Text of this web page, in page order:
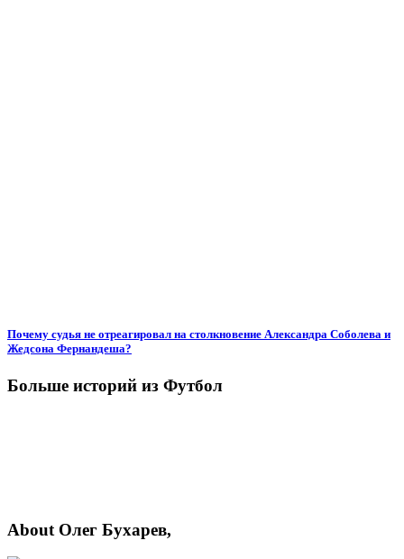
Почему судья не отреагировал на столкновение Александра Соболева и
Жедсона Фернандеша?
Больше историй из Футбол
About Олег Бухарев,